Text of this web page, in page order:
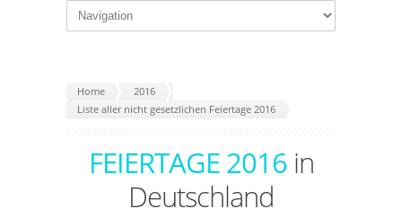
Home
2016
Liste aller nicht gesetzlichen Feiertage 2016
FEIERTAGE 2016in
Deutschland